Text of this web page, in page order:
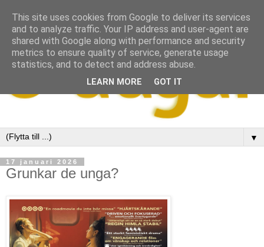
▼
17 januari 2026
Grunkar de unga?
This site uses cookies from Google to deliver its services
and to analyze traffic. Your IP address and user-agent are
shared with Google along with performance and security
metrics to ensure quality of service, generate usage
statistics, and to detect and address abuse.
LEARN MORE GOT IT